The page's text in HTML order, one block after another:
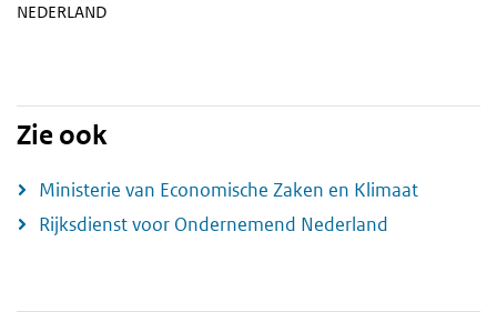
NEDERLAND
Zie ook
Ministerie van Economische Zaken en Klimaat
Rijksdienst voor Ondernemend Nederland